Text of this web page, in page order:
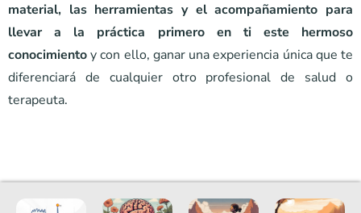
material, las herramientas y el acompañamiento para
llevar a la práctica primero en ti este hermoso
conocimientoy con ello, ganar una experiencia única que te
diferenciará de cualquier otro profesional de salud o
terapeuta.